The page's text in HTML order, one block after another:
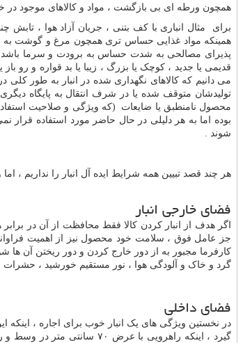
همچون ورطه ای بی بازگشت ، مواد و کالاهای موجود در
برای مثال انباری با کف بتنی ، جریان آزاد هوا ،
همینکه مواد غذایی حساس تری همچون مرغ و گوشت به
پذیرای مصالحی به شدت حساس به برودت و سرما باشد ! بی
قدیمی یا جدید ، کوچک یا بزرگ ، زیبا یا بد قواره و
می دانیم که کالاهای نگهداری شده در انبار به طور
تولیدشان متوقف شده یا در شرف انتقال به پایگاه
محصول نامنطبق یا ضایعات (که ویژگی و صلاحیت
بوده اما به هر دلیلی در حال حاضر مورد استفاده
شوند .
هر چند قصد تبیین همه شرایط ایده آل انبار را نداریم
فضای خارجی انبار
اگر هدف از انبار کردن کالا فقط محافظت از آن در
جز عامل فوق ، سلامت خود محصول نیز از اهمیت
کارفرما مجبور به از دور خارج کردن و دور ریختن آن
گرد و خاک و آلودگی هوا ، نور مستقیم خورشید ،
فضای داخلی
در نخستین ویژگی های یک انبار خوب برای اجاره ،
گیرد ، اینکه راهرویی با